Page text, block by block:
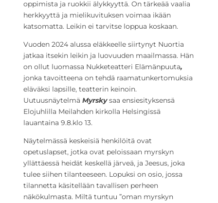
oppimista ja ruokkii älykkyyttä. On tärkeää vaalia
herkkyyttä ja mielikuvituksen voimaa ikään
katsomatta. Leikin ei tarvitse loppua koskaan.
Vuoden 2024 alussa eläkkeelle siirtynyt Nuortia
jatkaa itsekin leikin ja luovuuden maailmassa. Hän
on ollut luomassa Nukketeatteri Elämänpuuta,
jonka tavoitteena on tehdä raamatunkertomuksia
eläväksi lapsille, teatterin keinoin.
Uutuusnäytelmä Myrskysaa ensiesityksensä
Elojuhlilla Meilahden kirkolla Helsingissä
lauantaina 9.8.klo 13.
Näytelmässä keskeisiä henkilöitä ovat
opetuslapset, jotka ovat peloissaan myrskyn
yllättäessä heidät keskellä järveä, ja Jeesus, joka
tulee siihen tilanteeseen. Lopuksi on osio, jossa
tilannetta käsitellään tavallisen perheen
näkökulmasta. Miltä tuntuu ”oman myrskyn